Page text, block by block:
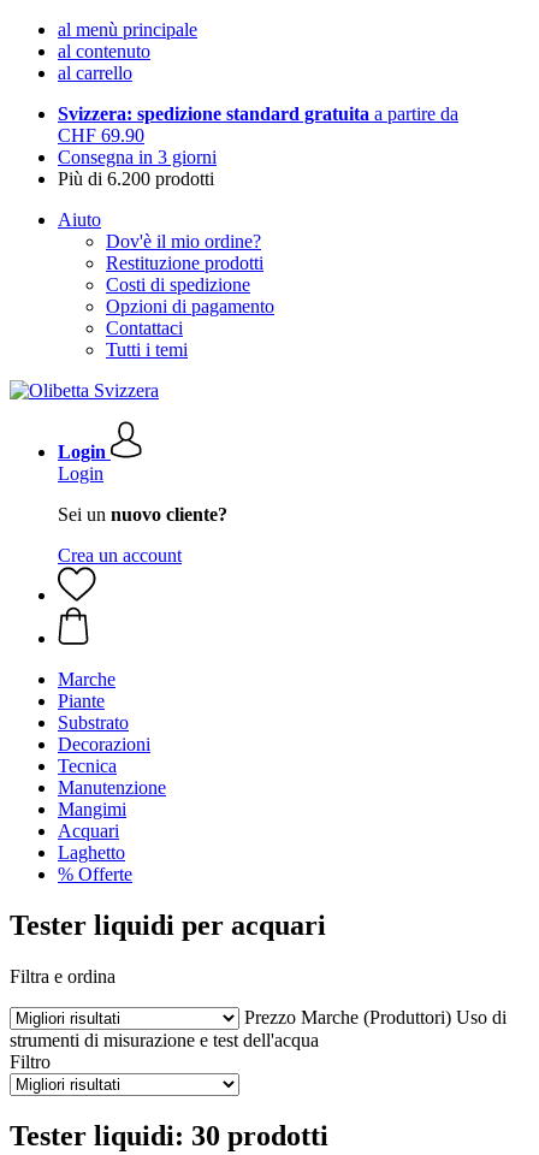
al menù principale
al contenuto
al carrello
Svizzera: spedizione standard gratuita a partire da
CHF 69.90
Consegna in 3 giorni
Più di 6.200 prodotti
Aiuto
Dov'è il mio ordine?
Restituzione prodotti
Costi di spedizione
Opzioni di pagamento
Contattaci
Tutti i temi
Login
Login
Sei un nuovo cliente?
Crea un account
Marche
Piante
Substrato
Decorazioni
Tecnica
Manutenzione
Mangimi
Acquari
Laghetto
% Offerte
Tester liquidi per acquari
Filtra e ordina
Prezzo Marche (Produttori) Uso di
strumenti di misurazione e test dell'acqua
Filtro
Tester liquidi: 30 prodotti